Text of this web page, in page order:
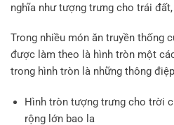
nghĩa như tượng trưng cho trái
Trong nhiều món ăn truyền thống
được làm theo là hình tròn một
trong hình tròn là những thông
Hình tròn tượng trưng cho trời
rộng lớn bao la